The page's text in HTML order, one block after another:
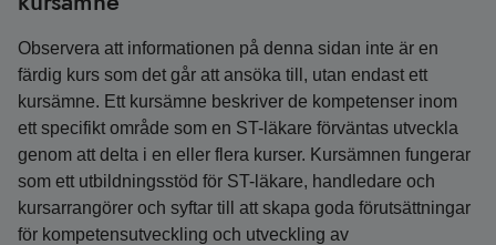
Observera att informationen på denna sidan inte är en
färdig kurs som det går att ansöka till, utan endast ett
kursämne. Ett kursämne beskriver de kompetenser inom
ett specifikt område som en ST-läkare förväntas utveckla
genom att delta i en eller flera kurser. Kursämnen fungerar
som ett utbildningsstöd för ST-läkare, handledare och
kursarrangörer och syftar till att skapa goda förutsättningar
för kompetensutveckling och utveckling av